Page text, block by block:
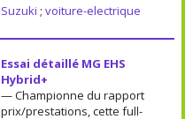
Suzuki ; voiture-electrique
Essai détaillé MG EHS
Hybrid+
— Championne du rapport
prix/prestations, cette full-